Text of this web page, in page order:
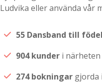
Ludvika eller använda vår
55 Dansband till
904 kunder i närheten
274 bokningar gjorda